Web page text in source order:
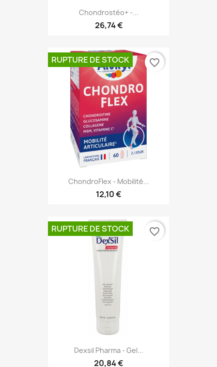
Chondrostéo+ -...
26,74 €
ChondroFlex - Mobilité...
12,10 €
RUPTURE DE STOCK favorite_border
Dexsil Pharma - Gel...
20,84 €
RUPTURE DE STOCK favorite_border